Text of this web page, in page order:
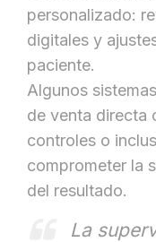
personalizado:
digitales y
paciente.
Algunos
de venta directa
controles o
comprometer la
del resultado.
La